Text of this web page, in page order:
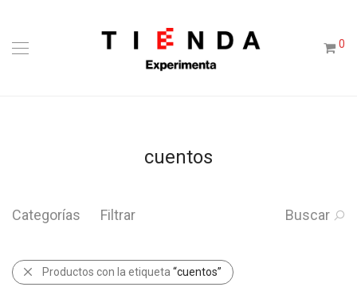
0
cuentos
Categorías Filtrar Buscar
Productos con la etiqueta “cuentos”